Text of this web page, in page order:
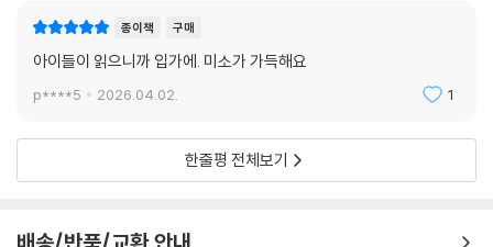
종이책 구매
아이들이 읽으니까 입가에. 미소가 가득해요
p****5 2026.04.02. 1
한줄평 전체보기